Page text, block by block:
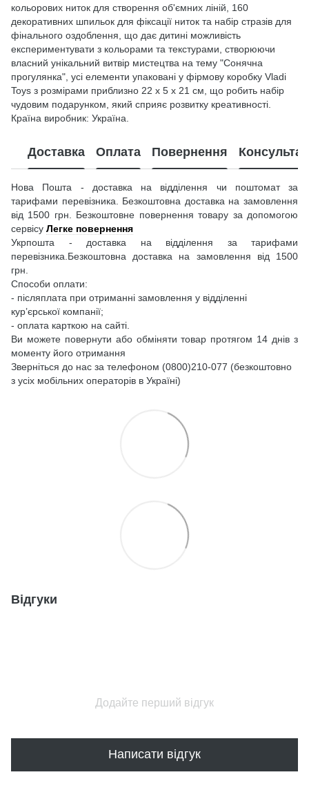
кольорових ниток для створення об'ємних ліній, 160
декоративних шпильок для фіксації ниток та набір стразів для
фінального оздоблення, що дає дитині можливість
експериментувати з кольорами та текстурами, створюючи
власний унікальний витвір мистецтва на тему "Сонячна
прогулянка", усі елементи упаковані у фірмову коробку Vladi
Toys з розмірами приблизно 22 х 5 х 21 см, що робить набір
чудовим подарунком, який сприяє розвитку креативності.
Країна виробник: Україна.
Доставка Оплата Повернення
Нова Пошта - доставка на відділення чи поштомат за
тарифами перевізника. Безкоштовна доставка на замовлення
від 1500 грн. Безкоштовне повернення товару за допомогою
сервісу Легке повернення
Укрпошта - доставка на відділення за тарифами
перевізника.Безкоштовна доставка на замовлення від 1500
грн.
Способи оплати:
- післяплата при отриманні замовлення у відділенні
кур’єрської компанії;
- оплата карткою на сайті.
Ви можете повернути або обміняти товар протягом 14 днів з
моменту його отримання
Зверніться до нас за телефоном (0800)210-077 (безкоштовно
з усіх мобільних операторів в Україні)
Відгуки
Додайте перший відгук
Написати відгук